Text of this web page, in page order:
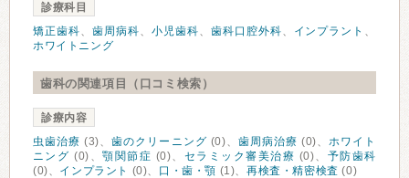
診療科目
矯正歯科、 歯周病科、 小児歯科、 歯科口腔外科、 インプラント 、
ホワイトニング
歯科の関連項目（口コミ検索）
診療内容
虫歯治療 (3)、歯のクリーニング (0)、 歯周病治療 (0)、ホワイト
ニング (0)、顎関節症 (0)、 セラミック審美治療 (0)、 予防歯科
(0)、 インプラント (0)、 口・歯・顎 (1)、再検査・精密検査 (0)